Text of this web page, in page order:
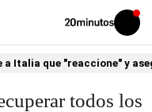
Volver
Iniciar
sesión
a Italia que "reaccione" y
todos los